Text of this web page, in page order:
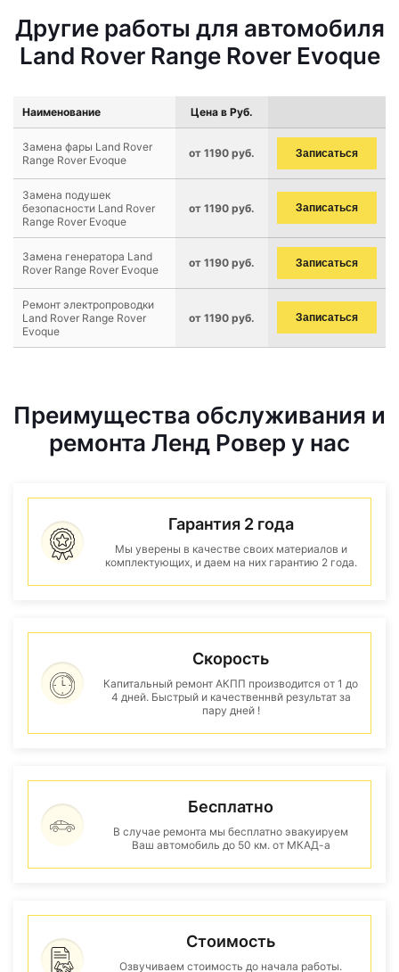
Другие работы для автомобиля
Land Rover Range Rover Evoque
Наименование Цена в Руб.
Замена фары Land Rover
Range Rover Evoque
от 1190 руб. Записаться
Замена подушек
безопасности Land Rover
Range Rover Evoque
от 1190 руб. Записаться
Замена генератора Land
Rover Range Rover Evoque
от 1190 руб. Записаться
Ремонт электропроводки
Land Rover Range Rover
Evoque
от 1190 руб. Записаться
Преимущества обслуживания и
ремонта Ленд Ровер у нас
Гарантия 2 года
Мы уверены в качестве своих материалов и
комплектующих, и даем на них гарантию 2 года.
Скорость
Капитальный ремонт АКПП производится от 1 до
4 дней. Быстрый и качественнвй результат за
пару дней !
Бесплатно
В случае ремонта мы бесплатно эвакуируем
Ваш автомобиль до 50 км. от МКАД-а
Стоимость
Озвучиваем стоимость до начала работы.